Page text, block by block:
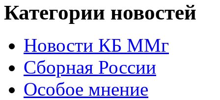
Категории новостей
Новости КБ ММг
Сборная России
Особое мнение